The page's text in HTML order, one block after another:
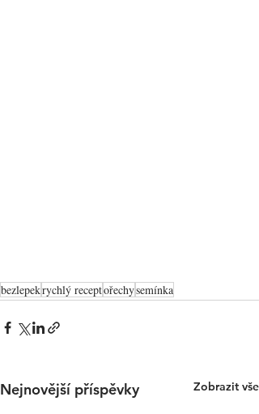
bezlepekrychlý receptořechysemínka
Nejnovější příspěvky Zobrazit vše